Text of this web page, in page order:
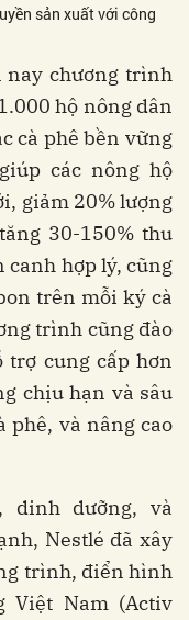
sản xuất với công
nay chương trình
hộ nông dân
cà phê bền vững
các nông hộ
giảm 20% lượng
30-150% thu
canh hợp lý, cũng
trên mỗi ký cà
trình cũng đào
trợ cung cấp hơn
chịu hạn và sâu
phê, và nâng cao
dinh dưỡng, và
Nestlé đã xây
trình, điển hình
Việt Nam (Activ